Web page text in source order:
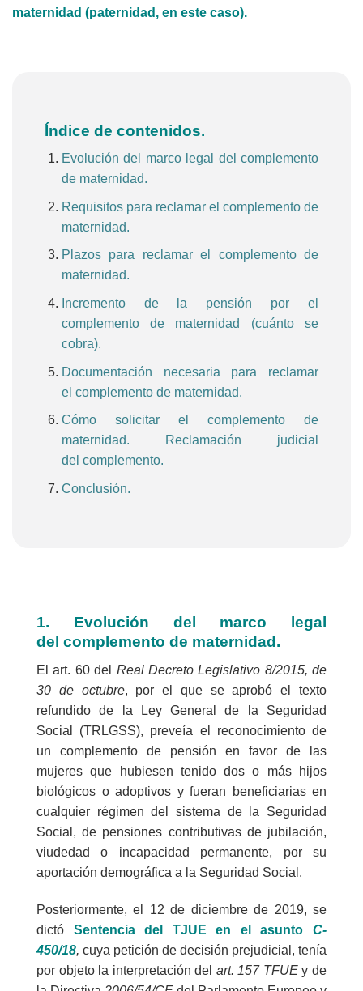
maternidad (paternidad, en este caso).
Índice de contenidos.
Evolución del marco legal del complemento
de maternidad.
Requisitos para reclamar el complemento de
maternidad.
Plazos para reclamar el complemento de
maternidad.
Incremento de la pensión por el
complemento de maternidad (cuánto se
cobra).
Documentación necesaria para reclamar
el complemento de maternidad.
Cómo solicitar el complemento de
maternidad. Reclamación judicial
del complemento.
Conclusión.
1. Evolución del marco legal
del complemento de maternidad.
El art. 60 del Real Decreto Legislativo 8/2015, de
30 de octubre, por el que se aprobó el texto
refundido de la Ley General de la Seguridad
Social (TRLGSS), preveía el reconocimiento de
un complemento de pensión en favor de las
mujeres que hubiesen tenido dos o más hijos
biológicos o adoptivos y fueran beneficiarias en
cualquier régimen del sistema de la Seguridad
Social, de pensiones contributivas de jubilación,
viudedad o incapacidad permanente, por su
aportación demográfica a la Seguridad Social.
Posteriormente, el 12 de diciembre de 2019, se
dictó Sentencia del TJUE en el asuntoC-
450/18, cuya petición de decisión prejudicial, tenía
por objeto la interpretación del art. 157 TFUEy de